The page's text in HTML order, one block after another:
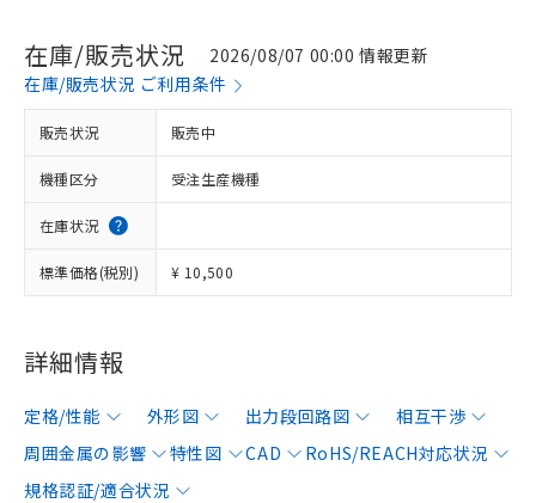
在庫/販売状況
2026/08/07 00:00 情報更新
在庫/販売状況 ご利用条件
販売状況 販売中
機種区分 受注生産機種
在庫状況
標準価格(税別) ¥ 10,500
詳細情報
定格/性能 外形図 出力段回路図
相互干渉
周囲金属の影響
特性図 CAD
RoHS/REACH対応状況
規格認証/適合状況